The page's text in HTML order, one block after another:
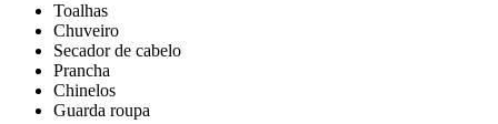
Toalhas
Chuveiro
Secador de cabelo
Prancha
Chinelos
Guarda roupa